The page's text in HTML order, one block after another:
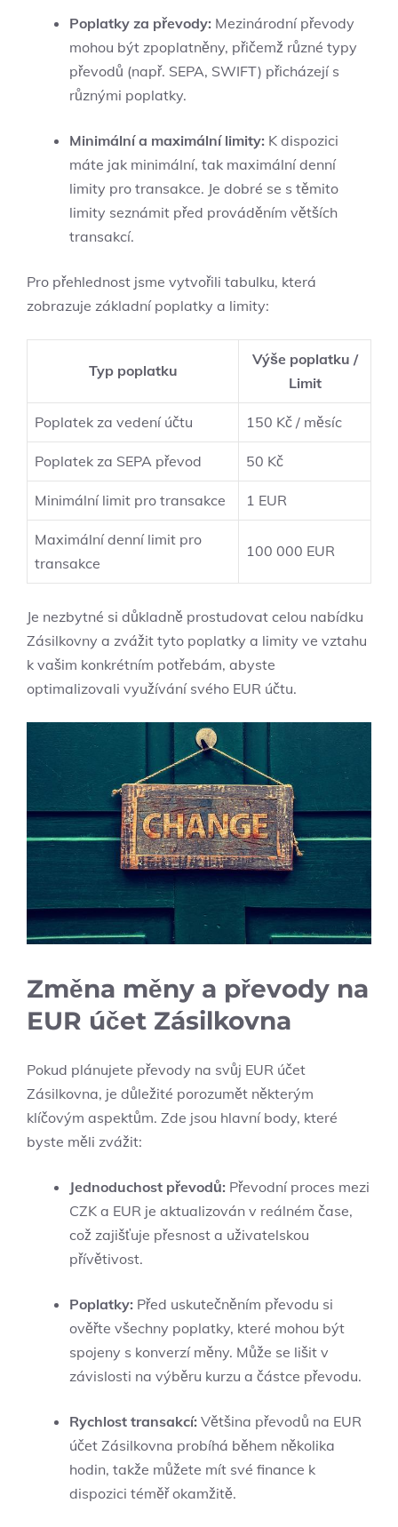
Poplatky za převody: Mezinárodní převody
mohou být zpoplatněny, přičemž různé typy
převodů (např. SEPA, SWIFT) přicházejí s
různými poplatky.
Minimální a maximální limity: K dispozici
máte jak minimální, tak maximální denní
limity pro transakce. Je dobré se s těmito
limity seznámit před prováděním větších
transakcí.
Pro přehlednost jsme vytvořili tabulku, která
zobrazuje základní poplatky a limity:
Typ poplatku
Výše poplatku /
Limit
Poplatek za vedení účtu 150 Kč / měsíc
Poplatek za SEPA převod 50 Kč
Minimální limit pro transakce 1 EUR
Maximální denní limit pro
transakce
100 000 EUR
Je nezbytné si důkladně prostudovat celou nabídku
Zásilkovny a zvážit tyto poplatky a limity ve vztahu
k vašim konkrétním potřebám, abyste
optimalizovali využívání svého EUR účtu.
Změna měny a převody na
EUR účet Zásilkovna
Pokud plánujete převody na svůj EUR účet
Zásilkovna, je důležité porozumět některým
klíčovým aspektům. Zde jsou hlavní body, které
byste měli zvážit:
Jednoduchost převodů: Převodní proces mezi
CZK a EUR je aktualizován v reálném čase,
což zajišťuje přesnost a uživatelskou
přívětivost.
Poplatky: Před uskutečněním převodu si
ověřte všechny poplatky, které mohou být
spojeny s konverzí měny. Může se lišit v
závislosti na výběru kurzu a částce převodu.
Rychlost transakcí: Většina převodů na EUR
účet Zásilkovna probíhá během několika
hodin, takže můžete mít své finance k
dispozici téměř okamžitě.